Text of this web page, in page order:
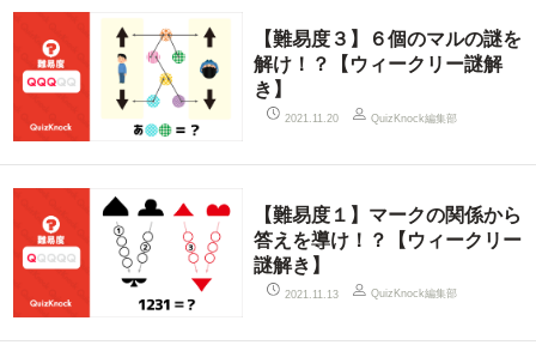
【難易度３】６個のマルの謎を
解け！？【ウィークリー謎解
き】
2021.11.20 QuizKnock編集部
【難易度１】マークの関係から
答えを導け！？【ウィークリー
謎解き】
2021.11.13 QuizKnock編集部